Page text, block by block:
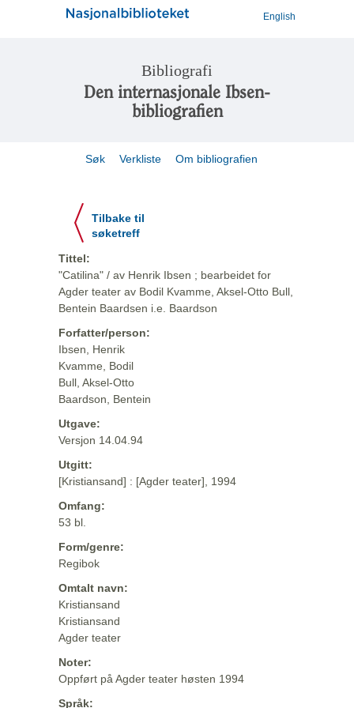
English
Bibliografi
Den internasjonale Ibsen-
bibliografien
Søk Verkliste Om bibliografien
Tilbake til
søketreff
Tittel:
"Catilina" / av Henrik Ibsen ; bearbeidet for
Agder teater av Bodil Kvamme, Aksel-Otto Bull,
Bentein Baardsen i.e. Baardson
Forfatter/person:
Ibsen, Henrik
Kvamme, Bodil
Bull, Aksel-Otto
Baardson, Bentein
Utgave:
Versjon 14.04.94
Utgitt:
[Kristiansand] : [Agder teater], 1994
Omfang:
53 bl.
Form/genre:
Regibok
Omtalt navn:
Kristiansand
Kristiansand
Agder teater
Noter:
Oppført på Agder teater høsten 1994
Språk: